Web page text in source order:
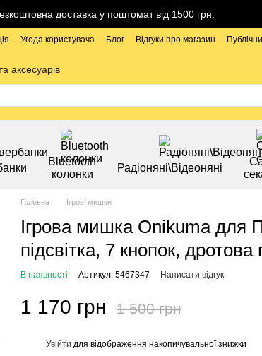
доставка у поштомат від 1500 грн.
Угода користувача Блог Відгуки про магазин
аксесуарів
Bluetooth
колонки
Радіоняні\Відеоняні
Головна Ігрові мишки
Ігрова мишка Onikuma для
підсвітка, 7 кнопок,
В наявності Артикул: 5467347 Написати відгук
1 170 грн 1 500 грн
Увійти для відображення накопичувальної знижки